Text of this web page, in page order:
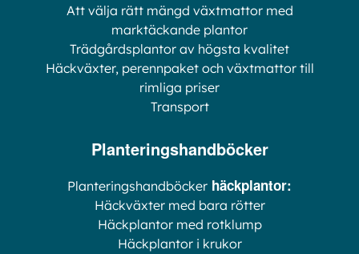
Att välja rätt mängd växtmattor med
marktäckande plantor
Trädgårdsplantor av högsta kvalitet
Häckväxter, perennpaket och växtmattor till
rimliga priser
Transport
Planteringshandböcker
Planteringshandböcker häckplantor:
Häckväxter med bara rötter
Häckplantor med rotklump
Häckplantor i krukor